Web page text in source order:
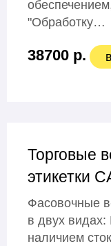
"Обработку…
38700 р.
Торговые
этикетки
Фасовочные
в двух
наличием